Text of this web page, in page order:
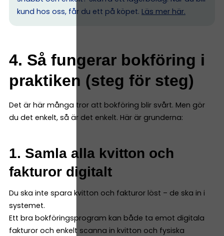
kund hos oss, får du ett på köpet. Läs mer här.
4. Så fungerar bokföring i
praktiken (steg för steg)
Det är här många tror att bokföring blir svårt. Men gör
du det enkelt, så är det enkelt. Här är grunderna:
1. Samla alla kvitton och
fakturor digitalt
Du ska inte spara kvitton och fakturor löst – de ska in i
systemet.
Ett bra bokföringsprogram kan både ta emot digitala
fakturor och enkelt scanna in kvitton och fysiska